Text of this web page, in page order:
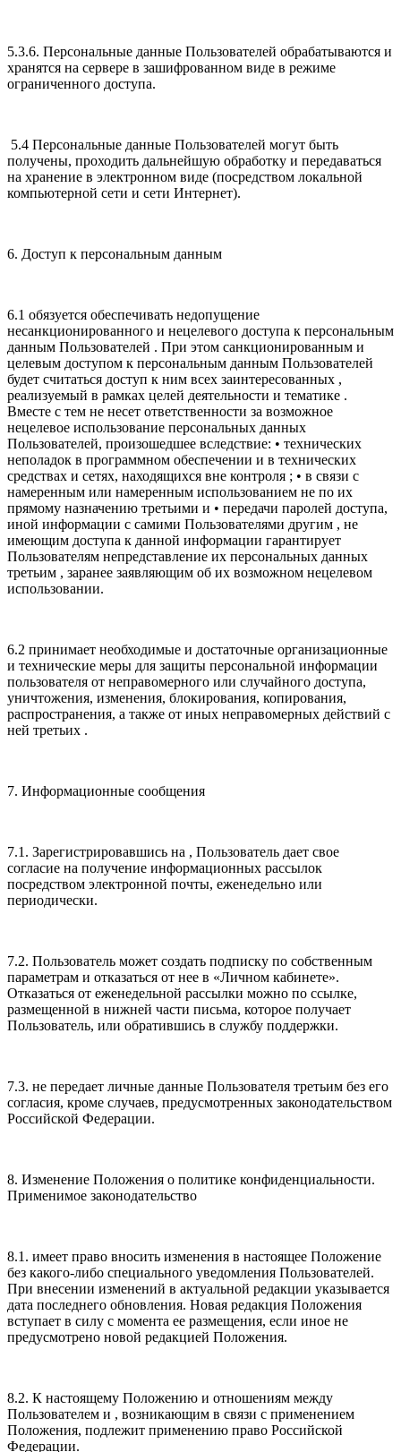
5.3.6. Персональные данные Пользователей обрабатываются и
хранятся на сервере в зашифрованном виде в режиме
ограниченного доступа.
5.4 Персональные данные Пользователей могут быть
получены, проходить дальнейшую обработку и передаваться
на хранение в электронном виде (посредством локальной
компьютерной сети и сети Интернет).
6. Доступ к персональным данным
6.1 обязуется обеспечивать недопущение
несанкционированного и нецелевого доступа к персональным
данным Пользователей . При этом санкционированным и
целевым доступом к персональным данным Пользователей
будет считаться доступ к ним всех заинтересованных ,
реализуемый в рамках целей деятельности и тематике .
Вместе с тем не несет ответственности за возможное
нецелевое использование персональных данных
Пользователей, произошедшее вследствие: • технических
неполадок в программном обеспечении и в технических
средствах и сетях, находящихся вне контроля ; • в связи с
намеренным или намеренным использованием не по их
прямому назначению третьими и • передачи паролей доступа,
иной информации с самими Пользователями другим , не
имеющим доступа к данной информации гарантирует
Пользователям непредставление их персональных данных
третьим , заранее заявляющим об их возможном нецелевом
использовании.
6.2 принимает необходимые и достаточные организационные
и технические меры для защиты персональной информации
пользователя от неправомерного или случайного доступа,
уничтожения, изменения, блокирования, копирования,
распространения, а также от иных неправомерных действий с
ней третьих .
7. Информационные сообщения
7.1. Зарегистрировавшись на , Пользователь дает свое
согласие на получение информационных рассылок
посредством электронной почты, еженедельно или
периодически.
7.2. Пользователь может создать подписку по собственным
параметрам и отказаться от нее в «Личном кабинете».
Отказаться от еженедельной рассылки можно по ссылке,
размещенной в нижней части письма, которое получает
Пользователь, или обратившись в службу поддержки.
7.3. не передает личные данные Пользователя третьим без его
согласия, кроме случаев, предусмотренных законодательством
Российской Федерации.
8. Изменение Положения о политике конфиденциальности.
Применимое законодательство
8.1. имеет право вносить изменения в настоящее Положение
без какого-либо специального уведомления Пользователей.
При внесении изменений в актуальной редакции указывается
дата последнего обновления. Новая редакция Положения
вступает в силу с момента ее размещения, если иное не
предусмотрено новой редакцией Положения.
8.2. К настоящему Положению и отношениям между
Пользователем и , возникающим в связи с применением
Положения, подлежит применению право Российской
Федерации.